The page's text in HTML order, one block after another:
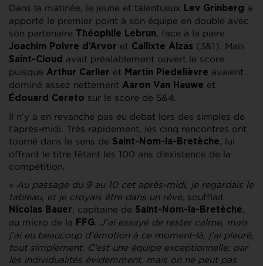
Dans la matinée, le jeune et talentueux Lev Grinberg a
apporté le premier point à son équipe en double avec
son partenaire
Théophile Lebrun, face à la paire
Joachim Poivre d’Arvor et Callixte Alzas (3&1). Mais
Saint-Cloud avait préalablement ouvert le score
puisque Arthur Carlier et Martin Piedelièvre avaient
dominé assez nettement Aaron Van Hauwe et
Édouard Cereto sur le score de 5&4.
Il n’y a en revanche pas eu débat lors des simples de
l’après-midi. Très rapidement, les cinq rencontres ont
tourné dans le sens de Saint-Nom-la-Bretèche, lui
offrant le titre fêtant les 100 ans d’existence de la
compétition.
« Au passage du 9 au 10 cet après-midi, je regardais le
tableau, et je croyais être dans un rêve, soufflait
Nicolas Bauer, capitaine de Saint-Nom-la-Bretèche,
au micro de la FFG. J’ai essayé de rester calme, mais
j’ai eu beaucoup d’émotion à ce moment-là, j’ai pleuré,
tout simplement. C’est une équipe exceptionnelle, par
les individualités évidemment, mais on ne peut pas